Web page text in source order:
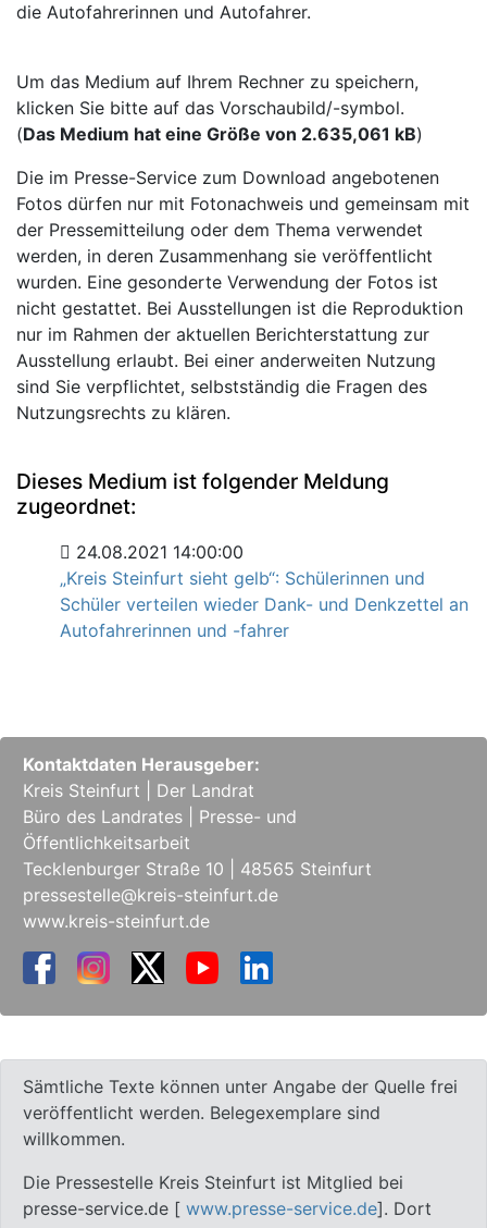
die Autofahrerinnen und Autofahrer.
Um das Medium auf Ihrem Rechner zu speichern,
klicken Sie bitte auf das Vorschaubild/-symbol.
(Das Medium hat eine Größe von 2.635,061 kB)
Die im Presse-Service zum Download angebotenen
Fotos dürfen nur mit Fotonachweis und gemeinsam mit
der Pressemitteilung oder dem Thema verwendet
werden, in deren Zusammenhang sie veröffentlicht
wurden. Eine gesonderte Verwendung der Fotos ist
nicht gestattet. Bei Ausstellungen ist die Reproduktion
nur im Rahmen der aktuellen Berichterstattung zur
Ausstellung erlaubt. Bei einer anderweiten Nutzung
sind Sie verpflichtet, selbstständig die Fragen des
Nutzungsrechts zu klären.
Dieses Medium ist folgender Meldung
zugeordnet:
24.08.2021 14:00:00
„Kreis Steinfurt sieht gelb“: Schülerinnen und
Schüler verteilen wieder Dank- und Denkzettel an
Autofahrerinnen und -fahrer
Kontaktdaten Herausgeber:
Kreis Steinfurt | Der Landrat
Büro des Landrates | Presse- und
Öffentlichkeitsarbeit
Tecklenburger Straße 10 | 48565 Steinfurt
pressestelle@kreis-steinfurt.de
www.kreis-steinfurt.de
Sämtliche Texte können unter Angabe der Quelle frei
veröffentlicht werden. Belegexemplare sind
willkommen.
Die Pressestelle Kreis Steinfurt ist Mitglied bei
presse-service.de [ www.presse-service.de]. Dort